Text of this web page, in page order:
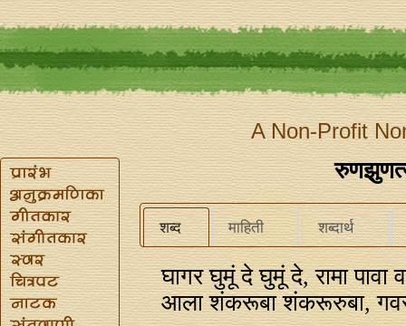
A Non-Profit
शब्द माहिती शब्दार्थ
घागर घुमूं दे घुमूं दे, रामा पावा
आला शंकरूबा शंकरूरुबा,